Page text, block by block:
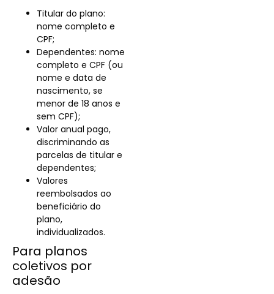
Titular do plano:
nome completo e
CPF;
Dependentes: nome
completo e CPF (ou
nome e data de
nascimento, se
menor de 18 anos e
sem CPF);
Valor anual pago,
discriminando as
parcelas de titular e
dependentes;
Valores
reembolsados ao
beneficiário do
plano,
individualizados.
Para planos
coletivos por
adesão